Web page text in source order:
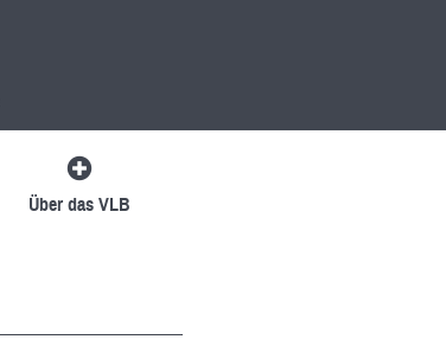
Über das VLB